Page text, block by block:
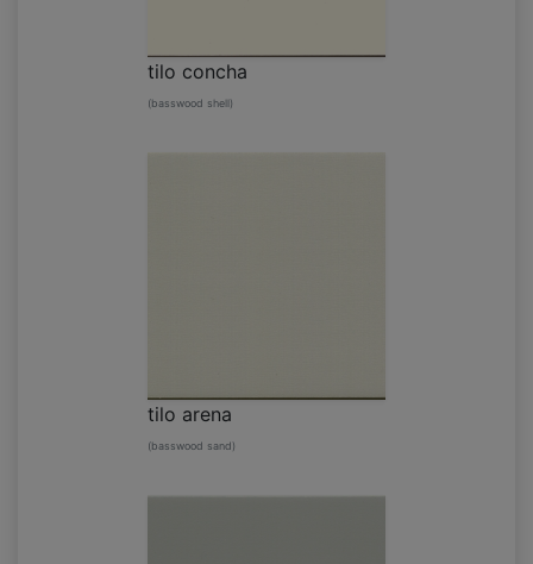
tilo concha
(basswood shell)
tilo arena
(basswood sand)